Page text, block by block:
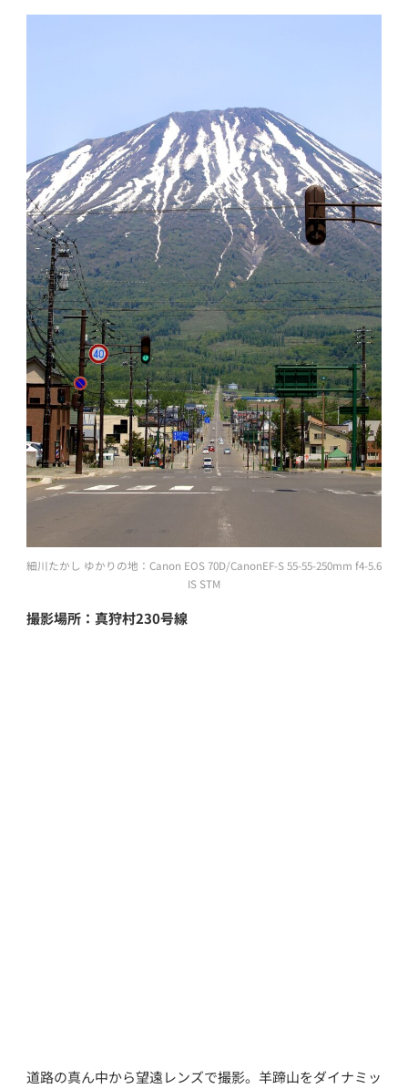
細川たかし ゆかりの地：Canon EOS 70D/CanonEF-S 55-55-250mm f4-5.6
IS STM
撮影場所：真狩村230号線
道路の真ん中から望遠レンズで撮影。羊蹄山をダイナミッ